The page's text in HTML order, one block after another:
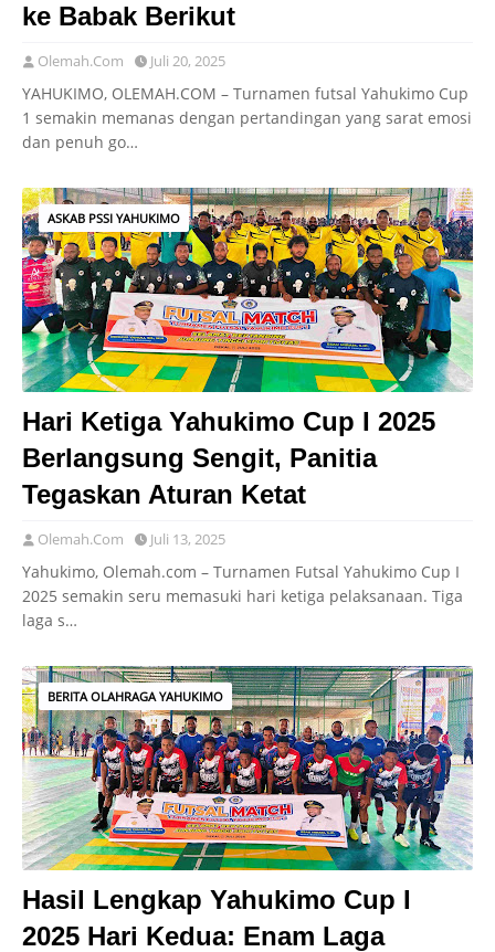
ke Babak Berikut
Olemah.Com Juli 20, 2025
YAHUKIMO, OLEMAH.COM – Turnamen futsal Yahukimo Cup
1 semakin memanas dengan pertandingan yang sarat emosi
dan penuh go…
ASKAB PSSI YAHUKIMO
Hari Ketiga Yahukimo Cup I 2025
Berlangsung Sengit, Panitia
Tegaskan Aturan Ketat
Olemah.Com Juli 13, 2025
Yahukimo, Olemah.com – Turnamen Futsal Yahukimo Cup I
2025 semakin seru memasuki hari ketiga pelaksanaan. Tiga
laga s…
BERITA OLAHRAGA YAHUKIMO
Hasil Lengkap Yahukimo Cup I
2025 Hari Kedua: Enam Laga